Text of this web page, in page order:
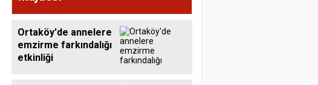
Ortaköy'de annelere
emzirme farkındalığı
etkinliği